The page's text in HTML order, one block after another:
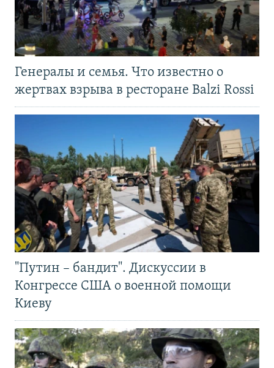
Генералы и семья. Что известно о
жертвах взрыва в ресторане Balzi Rossi
"Путин – бандит". Дискуссии в
Конгрессе США о военной помощи
Киеву